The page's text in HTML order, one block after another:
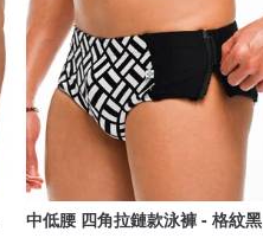
中低腰 四角拉鏈款泳褲 - 格紋黑